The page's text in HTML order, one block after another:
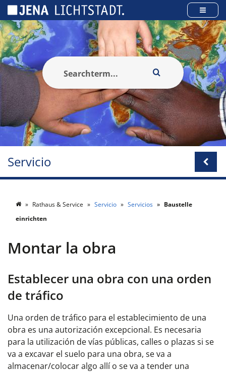
Servicio
Rathaus & Service Servicio Servicios
Baustelle
einrichten
Montar la obra
Establecer una obra con una orden
de tráfico
Una orden de tráfico para el establecimiento de una
obra es una autorización excepcional. Es necesaria
para la utilización de vías públicas, calles o plazas si se
va a excavar el suelo para una obra, se va a
almacenar/colocar algo allí o se va a tender una
Panel de gestión de cookies